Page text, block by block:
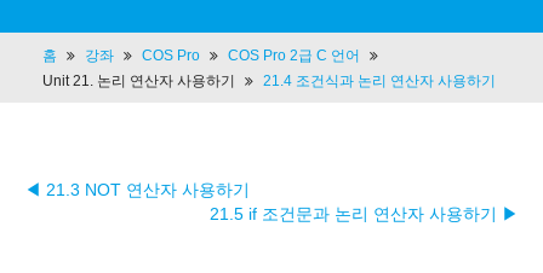
홈 강좌 COS Pro
COS Pro 2급 C 언어
Unit 21. 논리 연산자 사용하기
21.4 조건식과 논리 연산자 사용하기
◀ 21.3 NOT 연산자 사용하기
21.5 if 조건문과 논리 연산자 사용하기 ▶︎